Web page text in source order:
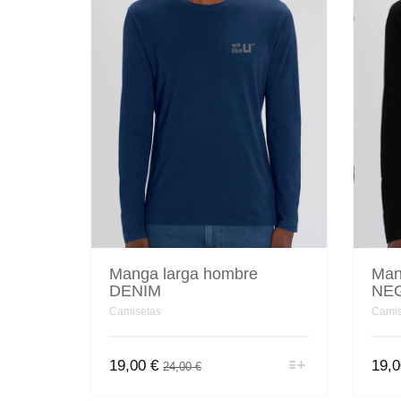
Manga larga hombre
DENIM
Camisetas
24,00€El
19,00 €
El
Este